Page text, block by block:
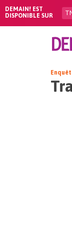
DEMAIN! EST
DISPONIBLE SUR